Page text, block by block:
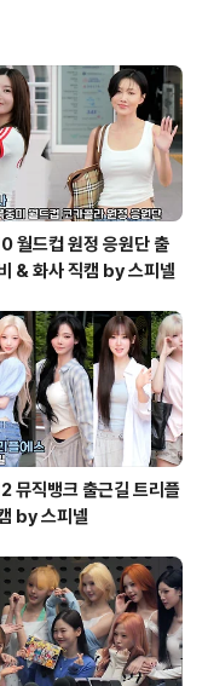
월드컵 원정 응원단 출
& 화사 직캠 by 스피넬
뮤직뱅크 출근길 트리플
by 스피넬